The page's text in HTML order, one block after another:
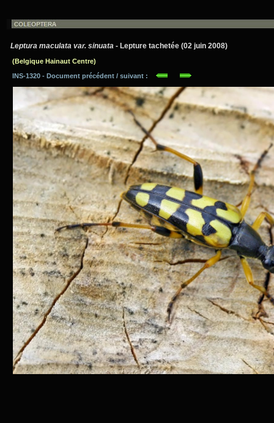
Leptura maculata var. sinuata - Lepture tachetée (02 juin 2008)
(Belgique Hainaut Centre)
INS-1320 - Document précédent / suivant :